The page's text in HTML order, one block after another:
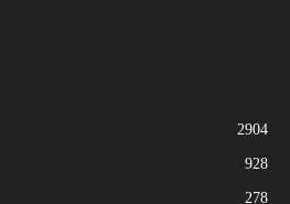
2904
928
278